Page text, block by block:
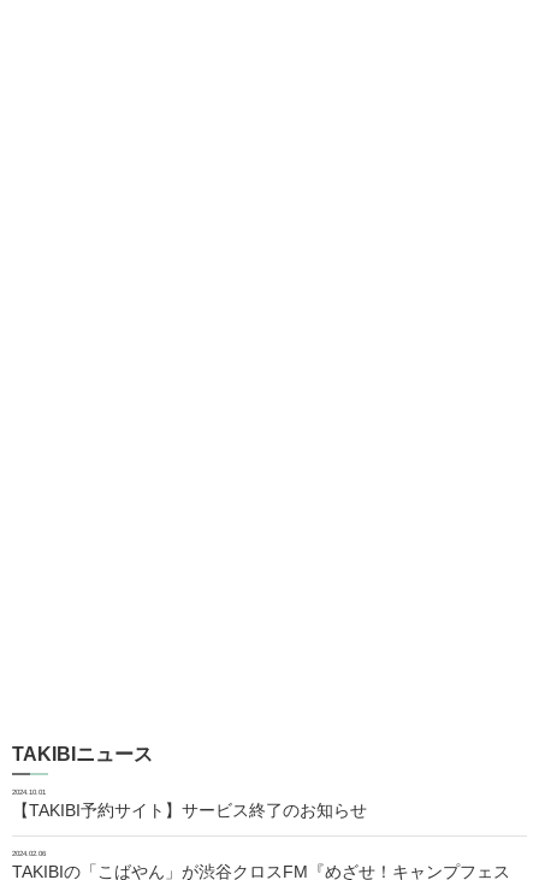
TAKIBIニュース
2024.10.01
【TAKIBI予約サイト】サービス終了のお知らせ
2024.02.06
TAKIBIの「こばやん」が渋谷クロスFM『めざせ！キャンプフェス